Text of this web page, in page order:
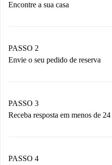
Encontre a sua casa
Você tem todas as
antecipadamente.
PASSO 2
Envie o seu pedido de reserva
Não cobramos nada até
PASSO 3
Receba resposta em menos de
proprietário.
PASSO 4